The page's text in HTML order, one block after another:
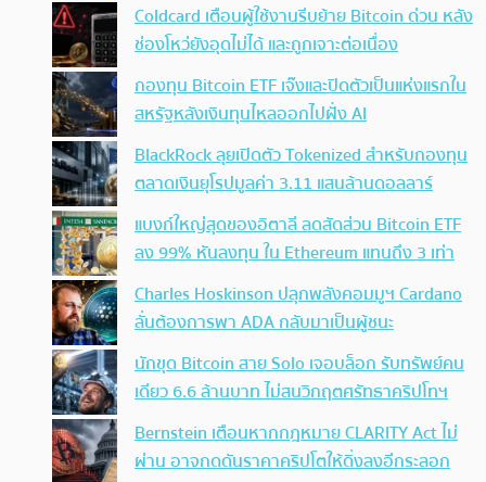
Coldcard เตือนผู้ใช้งานรีบย้าย Bitcoin ด่วน หลัง
ช่องโหว่ยังอุดไม่ได้ และถูกเจาะต่อเนื่อง
กองทุน Bitcoin ETF เจ๊งและปิดตัวเป็นแห่งแรกใน
สหรัฐหลังเงินทุนไหลออกไปฝั่ง AI
BlackRock ลุยเปิดตัว Tokenized สำหรับกองทุน
ตลาดเงินยุโรปมูลค่า 3.11 แสนล้านดอลลาร์
แบงก์ใหญ่สุดของอิตาลี ลดสัดส่วน Bitcoin ETF
ลง 99% หันลงทุน ใน Ethereum แทนถึง 3 เท่า
Charles Hoskinson ปลุกพลังคอมมูฯ Cardano
ลั่นต้องการพา ADA กลับมาเป็นผู้ชนะ
นักขุด Bitcoin สาย Solo เจอบล็อก รับทรัพย์คน
เดียว 6.6 ล้านบาท ไม่สนวิกฤตศรัทธาคริปโทฯ
Bernstein เตือนหากกฎหมาย CLARITY Act ไม่
ผ่าน อาจกดดันราคาคริปโตให้ดิ่งลงอีกระลอก